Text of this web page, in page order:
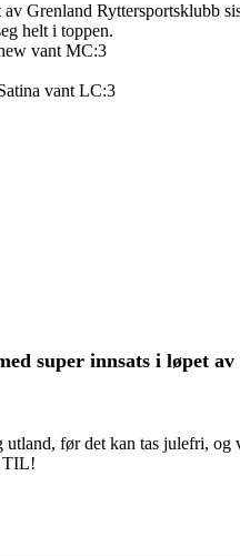
Grenland Ryttersportsklubb
helt i toppen.
vant MC:3
vant LC:3
super innsats i løpet av
utland, før det kan tas julefri, og
TIL!